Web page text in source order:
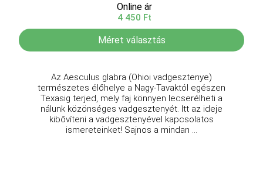
Online ár
4 450 Ft
Méret választás
Az Aesculus glabra (Ohioi vadgesztenye)
természetes élőhelye a Nagy-Tavaktól egészen
Texasig terjed, mely faj könnyen lecserélheti a
nálunk közönséges vadgesztenyét. Itt az ideje
kibővíteni a vadgesztenyével kapcsolatos
ismereteinket! Sajnos a mindan ...